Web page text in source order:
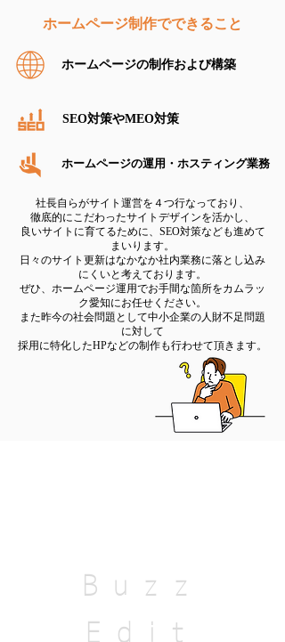
ホームページ制作でできること
ホームページの制作および構築
SEO対策やMEO対策
ホームページの運用・ホスティング業務
社長自らがサイト運営を４つ行なっており、
徹底的にこだわったサイトデザインを活かし、
​良いサイトに育てるために、SEO対策なども進めて
まいります。
日々のサイト更新はなかなか社内業務に落とし込み
にくいと考えております。
ぜひ、ホームページ運用でお手間な箇所をカムラッ
ク愛知にお任せください。
また昨今の社会問題として中小企業の人財不足問題
に対して
​採用に特化したHPなどの制作も行わせて頂きます。
Buzz
Edit